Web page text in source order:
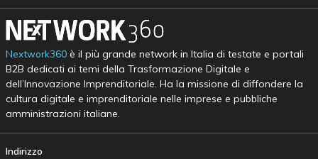
Nextwork360è il più grande network in Italia di testate e portali
B2B dedicati ai temi della Trasformazione Digitale e
dell’Innovazione Imprenditoriale. Ha la missione di diffondere la
cultura digitale e imprenditoriale nelle imprese e pubbliche
amministrazioni italiane.
Indirizzo